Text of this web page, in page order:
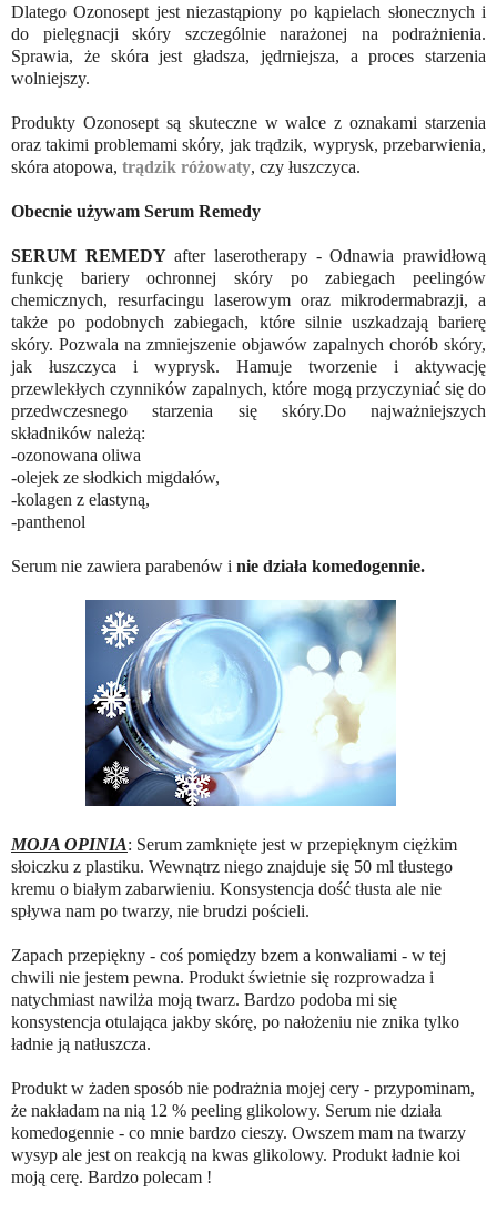
Dlatego Ozonosept jest niezastąpiony po kąpielach słonecznych i
do pielęgnacji skóry szczególnie narażonej na podrażnienia.
Sprawia, że skóra jest gładsza, jędrniejsza, a proces starzenia
wolniejszy.
Produkty Ozonosept są skuteczne w walce z oznakami starzenia
oraz takimi problemami skóry, jak trądzik, wyprysk, przebarwienia,
skóra atopowa, trądzik różowaty, czy łuszczyca.
Obecnie używam Serum Remedy
SERUM REMEDYafter laserotherapy - Odnawia prawidłową
funkcję bariery ochronnej skóry po zabiegach peelingów
chemicznych, resurfacingu laserowym oraz mikrodermabrazji, a
także po podobnych zabiegach, które silnie uszkadzają barierę
skóry. Pozwala na zmniejszenie objawów zapalnych chorób skóry,
jak łuszczyca i wyprysk. Hamuje tworzenie i aktywację
przewlekłych czynników zapalnych, które mogą przyczyniać się do
przedwczesnego starzenia się skóry.Do najważniejszych
składników należą:
-ozonowana oliwa
-olejek ze słodkich migdałów,
-kolagen z elastyną,
-panthenol
Serum nie zawiera parabenów i nie działa komedogennie.
MOJA OPINIA: Serum zamknięte jest w przepięknym ciężkim
słoiczku z plastiku. Wewnątrz niego znajduje się 50 ml tłustego
kremu o białym zabarwieniu. Konsystencja dość tłusta ale nie
spływa nam po twarzy, nie brudzi pościeli.
Zapach przepiękny - coś pomiędzy bzem a konwaliami - w tej
chwili nie jestem pewna. Produkt świetnie się rozprowadza i
natychmiast nawilża moją twarz. Bardzo podoba mi się
konsystencja otulająca jakby skórę, po nałożeniu nie znika tylko
ładnie ją natłuszcza.
Produkt w żaden sposób nie podrażnia mojej cery - przypominam,
że nakładam na nią 12 % peeling glikolowy. Serum nie działa
komedogennie - co mnie bardzo cieszy. Owszem mam na twarzy
wysyp ale jest on reakcją na kwas glikolowy. Produkt ładnie koi
moją cerę. Bardzo polecam !